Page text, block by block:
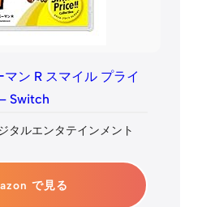
ン R スマイル プライ
Switch
タルエンタテインメント
で見る